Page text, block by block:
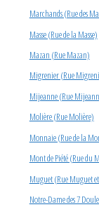
Marchands (Rue des
Masse (Rue de la Masse)
Mazan (Rue Mazan)
Migrenier (Rue
Mijeanne (Rue
Molière (Rue Molière)
Monnaie (Rue de la
Mont de Piété (Rue du
Muguet (Rue Muguet
Notre-Dame des 7